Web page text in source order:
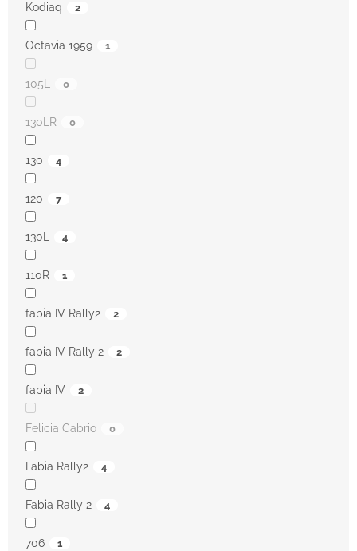
Kodiaq 2
Octavia 1959 1
105L 0
130LR 0
130 4
120 7
130L 4
110R 1
fabia IV Rally2 2
fabia IV Rally 2 2
fabia IV 2
Felicia Cabrio 0
Fabia Rally2 4
Fabia Rally 2 4
706 1